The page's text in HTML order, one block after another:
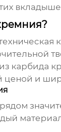
карбида
ценой и